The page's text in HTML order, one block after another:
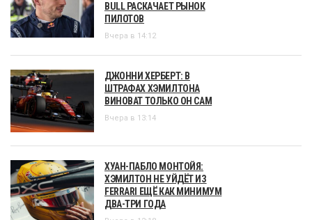
BULL РАСКАЧАЕТ РЫНОК
ПИЛОТОВ
Вчера в 14:12
ДЖОННИ ХЕРБЕРТ: В
ШТРАФАХ ХЭМИЛТОНА
ВИНОВАТ ТОЛЬКО ОН САМ
Вчера в 13:14
ХУАН-ПАБЛО МОНТОЙЯ:
ХЭМИЛТОН НЕ УЙДЁТ ИЗ
FERRARI ЕЩЁ КАК МИНИМУМ
ДВА-ТРИ ГОДА